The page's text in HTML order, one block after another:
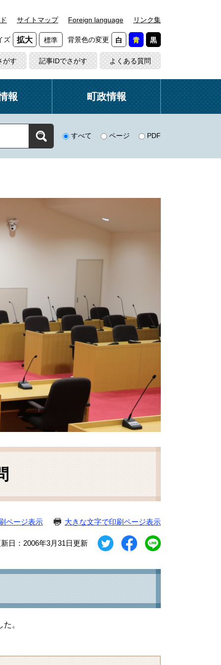
サイトマップ Foreign language リンク集
ズ 拡大 標準 背景色の変更 白 青 黒
がす 記事IDでさがす よくある質問
報 町政情報
すべて ページ PDF
ページ表示 大きな文字で印刷ページ表示
日：2006年3月31日更新
。